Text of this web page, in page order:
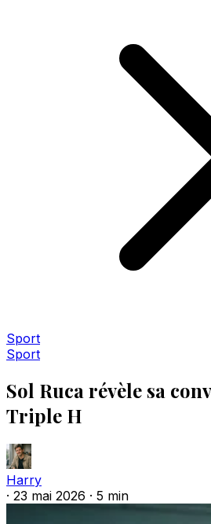
Sport
Sport
Sol Ruca révèle sa
Triple H
Harry
· 23 mai 2026 · 5 min